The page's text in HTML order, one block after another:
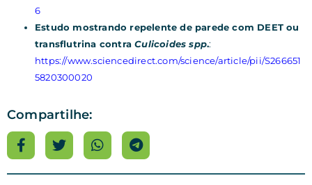
6
Estudo mostrando repelente de parede com DEET ou
transflutrina contraCulicoides spp.:
https://www.sciencedirect.com/science/article/pii/S266651
5820300020
Compartilhe: